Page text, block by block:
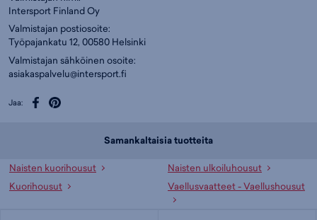
Intersport Finland Oy
Valmistajan postiosoite:
Työpajankatu 12, 00580 Helsinki
Valmistajan sähköinen osoite:
asiakaspalvelu@intersport.fi
Jaa:
Samankaltaisia tuotteita
Naisten kuorihousut
Naisten ulkoiluhousut
Kuorihousut
Vaellusvaatteet - Vaellushousut